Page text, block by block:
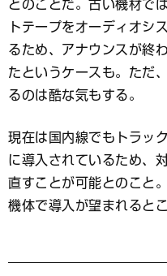
とのことだ。古い機材で
トテープをオーディオシ
るため、アナウンスが終
たというケースも。ただ
るのは酷な気もする。
現在は国内線でもトラッ
に導入されているため、
直すことが可能とのこと
機体で導入が望まれると